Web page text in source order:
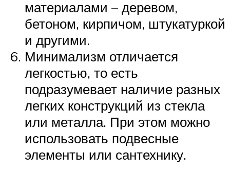
материалами – деревом,
бетоном, кирпичом, штукатуркой
и другими.
Минимализм отличается
легкостью, то есть
подразумевает наличие разных
легких конструкций из стекла
или металла. При этом можно
использовать подвесные
элементы или сантехнику.